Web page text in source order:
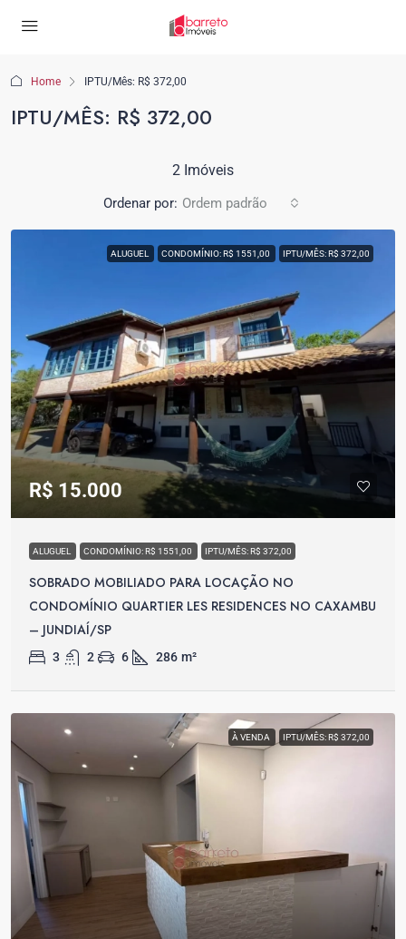
Home IPTU/Mês: R$ 372,00
IPTU/MÊS: R$ 372,00
2 Imóveis
Ordenar por: Ordem padrão
ALUGUEL CONDOMÍNIO: R$ 1551,00 IPTU/MÊS: R$ 372,00
R$ 15.000
ALUGUEL CONDOMÍNIO: R$ 1551,00 IPTU/MÊS: R$ 372,00
SOBRADO MOBILIADO PARA LOCAÇÃO NO
CONDOMÍNIO QUARTIER LES RESIDENCES NO CAXAMBU
– JUNDIAÍ/SP
3 2 6 286 m²
À VENDA IPTU/MÊS: R$ 372,00